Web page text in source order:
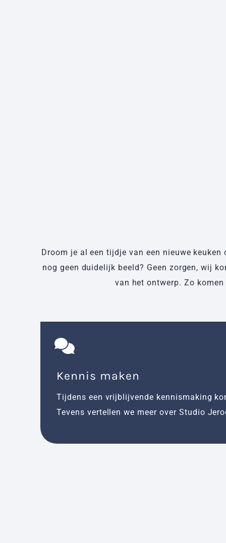
Droom je al een tijdje van een nieuwe
nog geen duidelijk beeld? Geen zorgen, wij
van het ontwerp. Zo
Kennis maken
Tijdens een vrijblijvende kennismaking
Tevens vertellen we meer over Studio